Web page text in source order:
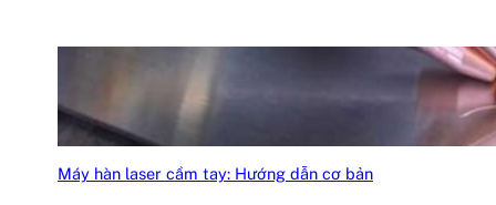
Máy hàn laser cầm tay: Hướng dẫn cơ bản